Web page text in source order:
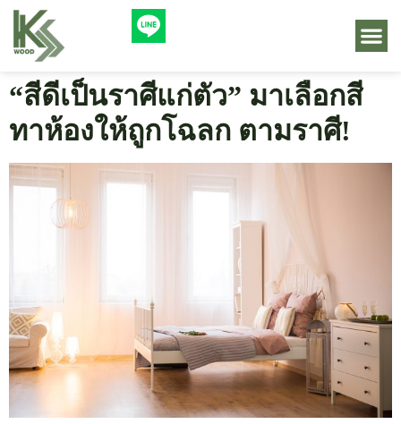
“สีดีเป็นราศีแก่ตัว” มาเลือกสี
ทาห้องให้ถูกโฉลก ตามราศี!